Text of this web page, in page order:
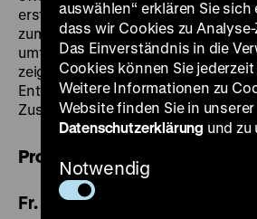
erster Ideen für ein gemeinsames
zum Thema „Europa und das
umfassend und in
zeigen, welche Bedeutung das
Entwicklung der europäischen
Zusammenwachsen Europas besitzt.
Programm
Fr. 07.11.2014
auswählen“ erklären Sie
dass wir Cookies zu
Das Einverständnis in die
Cookies können Sie
Weitere Informationen zu
Website finden Sie in unserer
Datenschutzerklärung und zu
Notwendig